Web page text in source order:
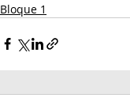
Bloque 1